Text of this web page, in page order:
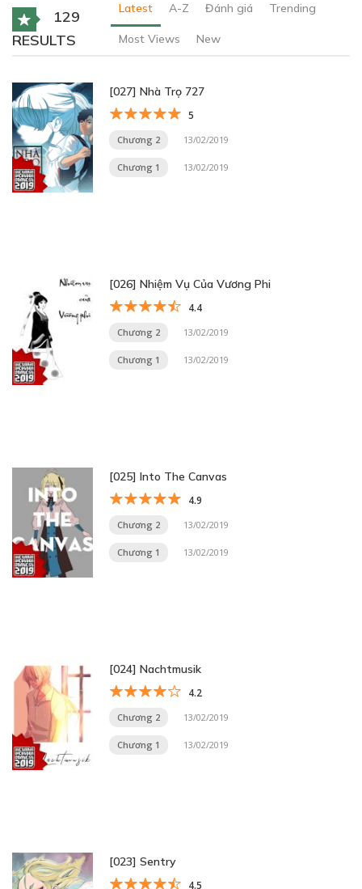
129
RESULTS
Latest A-Z Đánh giá Trending
Most Views New
[027] Nhà Trọ 727
5
Chương 2 13/02/2019
Chương 1 13/02/2019
[026] Nhiệm Vụ Của Vương Phi
4.4
Chương 2 13/02/2019
Chương 1 13/02/2019
[025] Into The Canvas
4.9
Chương 2 13/02/2019
Chương 1 13/02/2019
[024] Nachtmusik
4.2
Chương 2 13/02/2019
Chương 1 13/02/2019
[023] Sentry
4.5